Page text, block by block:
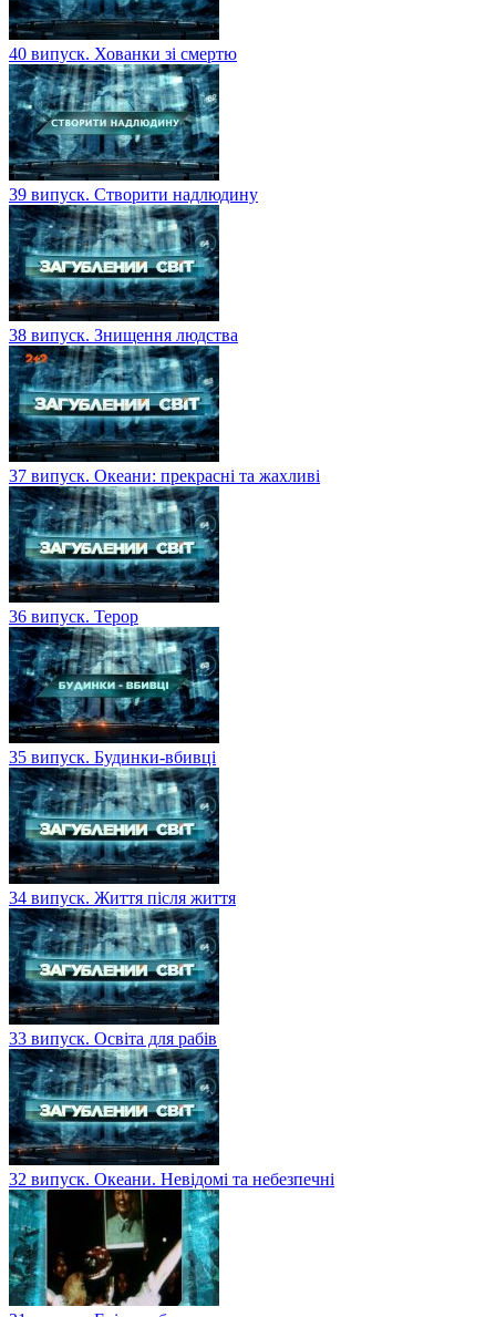
40 випуск. Хованки зі смертю
39 випуск. Створити надлюдину
38 випуск. Знищення людства
37 випуск. Океани: прекрасні та жахливі
36 випуск. Терор
35 випуск. Будинки-вбивці
34 випуск. Життя після життя
33 випуск. Освіта для рабів
32 випуск. Океани. Невідомі та небезпечні